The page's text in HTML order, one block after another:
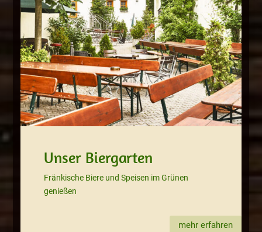
Unser Biergarten
Fränkische Biere und Speisen im Grünen
genießen
mehr erfahren